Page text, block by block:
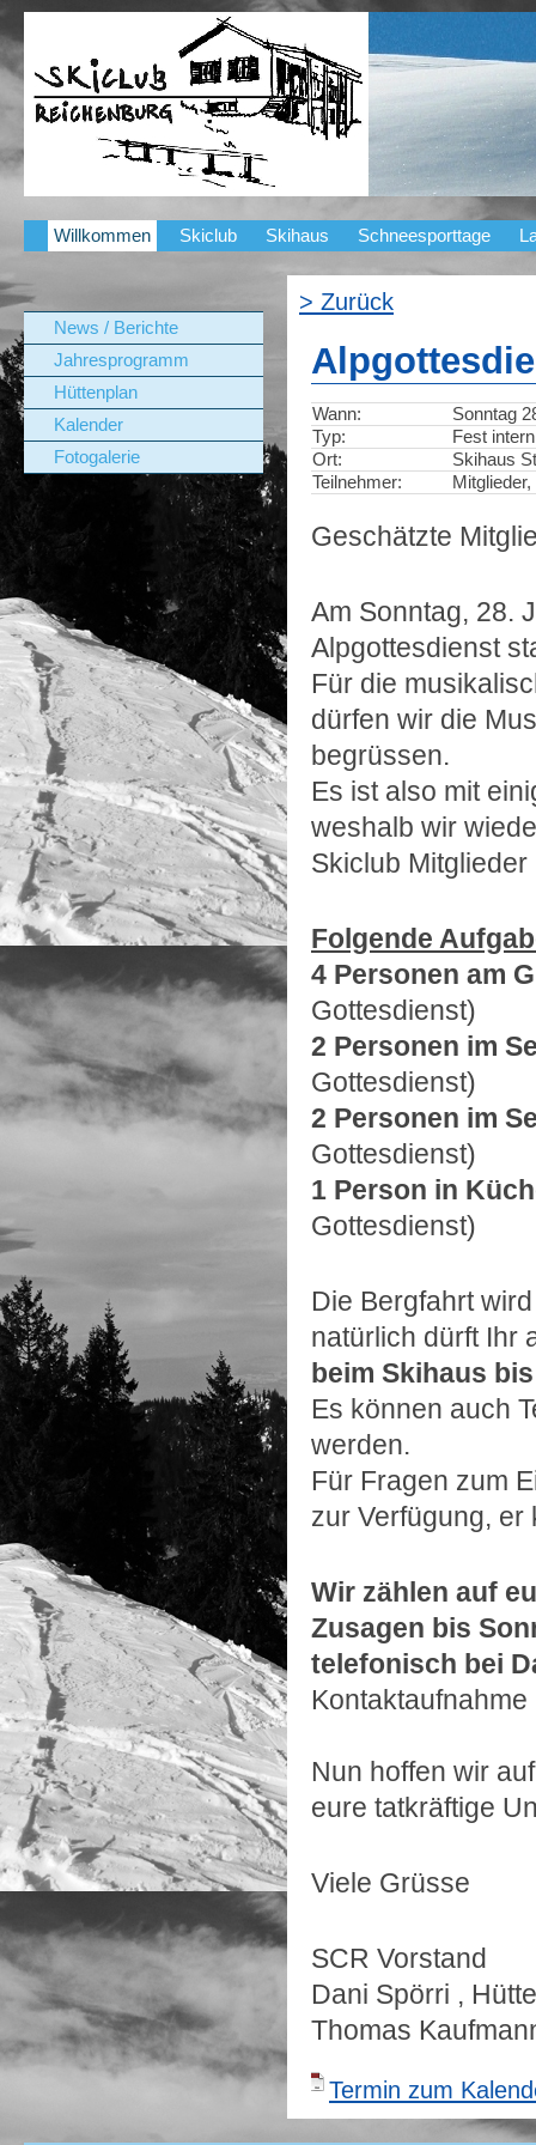
Willkommen Skiclub Skihaus Schneesporttage
News / Berichte
Jahresprogramm
Hüttenplan
Kalender
Fotogalerie
> Zurück
Wann:
Sonntag
Typ:
Fest intern
Ort:
Skihaus
Teilnehmer:
Geschätzte
Am Sonntag, 28.
Alpgottesdienst
Für die
dürfen wir die
begrüssen.
Es ist also mit
weshalb wir
Skiclub
Folgende
4 Personen am
Gottesdienst)
2 Personen im
Gottesdienst)
2 Personen im
Gottesdienst)
1 Person in
Gottesdienst)
Die Bergfahrt
natürlich dürft Ihr
beim Skihaus
Es können auch
werden.
Für Fragen zum
zur Verfügung, er
Wir zählen auf
Zusagen bis
telefonisch bei
Nun hoffen wir
eure tatkräftige
Viele Grüsse
SCR Vorstand
Dani Spörri ,
Thomas
Termin zum